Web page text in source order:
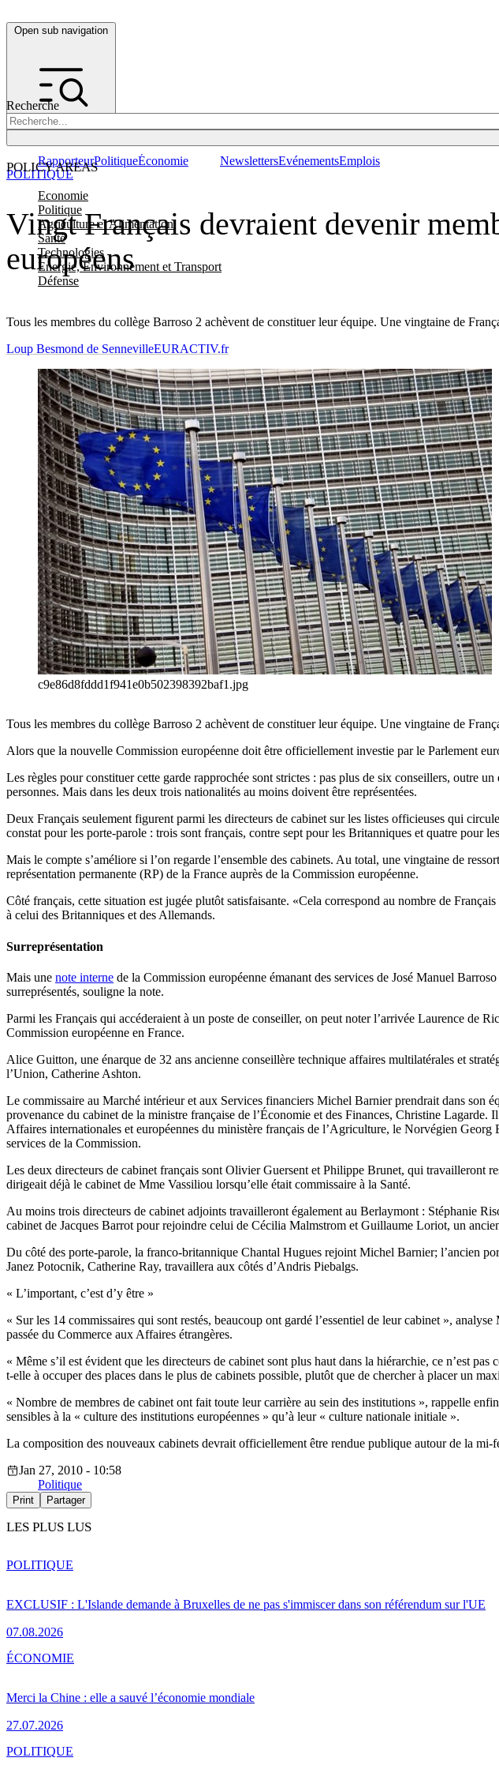
Open sub navigation
Recherche
POLICY AREAS
Economie
Politique
Agriculture et Alimentation
Santé
Technologies
Energie, Environnement et Transport
Défense
RapporteurPolitiqueÉconomie NewslettersEvénementsEmplois
Vingt Français devraient devenir
européens
Tous les membres du collège Barroso 2 achèvent de constituer leur équipe. Une vingtaine de
POLITIQUE
Loup Besmond de SennevilleEURACTIV.fr
c9e86d8fddd1f941e0b502398392baf1.jpg
Tous les membres du collège Barroso 2 achèvent de constituer leur équipe. Une vingtaine de
Alors que la nouvelle Commission européenne doit être officiellement investie par le Parlement
Les règles pour constituer cette garde rapprochée sont strictes : pas plus de six conseillers, outre
personnes. Mais dans les deux trois nationalités au moins doivent être représentées.
Deux Français seulement figurent parmi les directeurs de cabinet sur les listes officieuses qui
constat pour les porte-parole : trois sont français, contre sept pour les Britanniques et quatre pour
Mais le compte s’améliore si l’on regarde l’ensemble des cabinets. Au total, une vingtaine de
représentation permanente (RP) de la France auprès de la Commission européenne.
Côté français, cette situation est jugée plutôt satisfaisante. «Cela correspond au nombre de
à celui des Britanniques et des Allemands.
Surreprésentation
Mais une note interne de la Commission européenne émanant des services de José Manuel
surreprésentés, souligne la note.
Parmi les Français qui accéderaient à un poste de conseiller, on peut noter l’arrivée Laurence de
Commission européenne en France.
Alice Guitton, une énarque de 32 ans ancienne conseillère technique affaires multilatérales et
l’Union, Catherine Ashton.
Le commissaire au Marché intérieur et aux Services financiers Michel Barnier prendrait dans son
provenance du cabinet de la ministre française de l’Économie et des Finances, Christine
Affaires internationales et européennes du ministère français de l’Agriculture, le Norvégien
services de la Commission.
Les deux directeurs de cabinet français sont Olivier Guersent et Philippe Brunet, qui travailleront
dirigeait déjà le cabinet de Mme Vassiliou lorsqu’elle était commissaire à la Santé.
Au moins trois directeurs de cabinet adjoints travailleront également au Berlaymont : Stéphanie
cabinet de Jacques Barrot pour rejoindre celui de Cécilia Malmstrom et Guillaume Loriot, un
Du côté des porte-parole, la franco-britannique Chantal Hugues rejoint Michel Barnier; l’ancien
Janez Potocnik, Catherine Ray, travaillera aux côtés d’Andris Piebalgs.
« L’important, c’est d’y être »
« Sur les 14 commissaires qui sont restés, beaucoup ont gardé l’essentiel de leur cabinet »,
passée du Commerce aux Affaires étrangères.
« Même s’il est évident que les directeurs de cabinet sont plus haut dans la hiérarchie, ce n’est
t-elle à occuper des places dans le plus de cabinets possible, plutôt que de chercher à placer un
« Nombre de membres de cabinet ont fait toute leur carrière au sein des institutions », rappelle
sensibles à la « culture des institutions européennes » qu’à leur « culture nationale initiale ».
La composition des nouveaux cabinets devrait officiellement être rendue publique autour de la
Jan 27, 2010 - 10:58
Politique
Print Partager
LES PLUS LUS
EXCLUSIF : L'Islande demande à Bruxelles de ne pas s'immiscer dans son référendum sur l'UE
07.08.2026
POLITIQUE
Merci la Chine : elle a sauvé l’économie mondiale
27.07.2026
ÉCONOMIE
POLITIQUE